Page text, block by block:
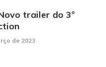
trailer do 3º
de 2023